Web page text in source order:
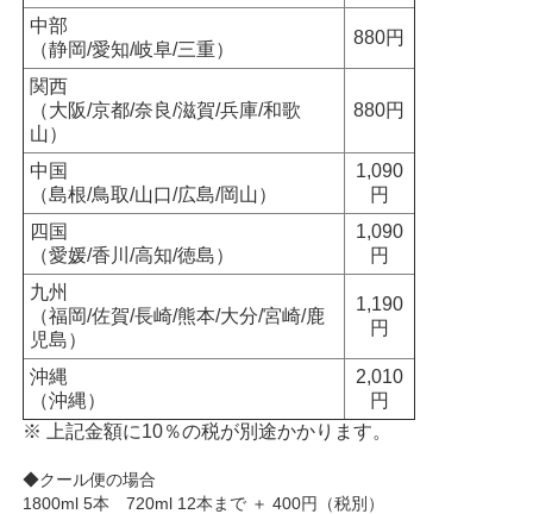
中部
（静岡/愛知/岐阜/三重）
880円
関西
（大阪/京都/奈良/滋賀/兵庫/和歌
山）
880円
中国
（島根/鳥取/山口/広島/岡山）
1,090
円
四国
（愛媛/香川/高知/徳島）
1,090
円
九州
（福岡/佐賀/長崎/熊本/大分/宮崎/鹿
児島）
1,190
円
沖縄
（沖縄）
2,010
円
※ 上記金額に10％の税が別途かかります。
◆クール便の場合
1800ml 5本 720ml 12本まで ＋ 400円（税別）